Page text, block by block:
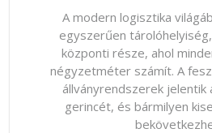
A modern logisztika
egyszerűen
központi része, ahol
négyzetméter számít. A
állványrendszerek jelentik
gerincét, és bármilyen